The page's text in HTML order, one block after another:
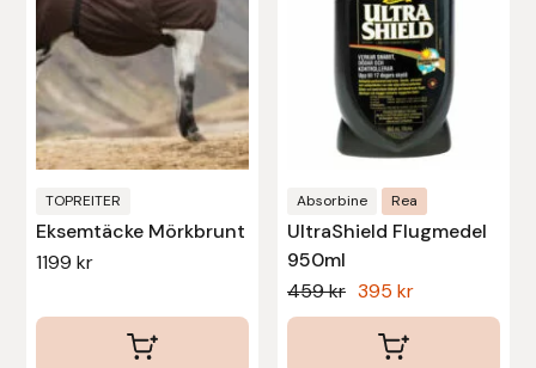
TOPREITER
Eksemtäcke Mörkbrunt
1199kr
olika
alternativen
kan
väljas
på
produktsidan
Absorbine Rea
UltraShield Flugmedel
950ml
459kr Det
ursprungliga
priset
395 krDet
nuvarande